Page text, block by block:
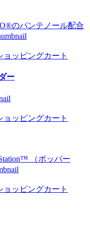
ョッピングカート
ー
ョッピングカート
ョッピングカート